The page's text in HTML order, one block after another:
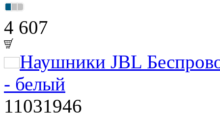
4 607
Наушники JBL
- белый
11031946